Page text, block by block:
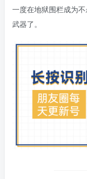
一度在地狱围栏成为
武器了。